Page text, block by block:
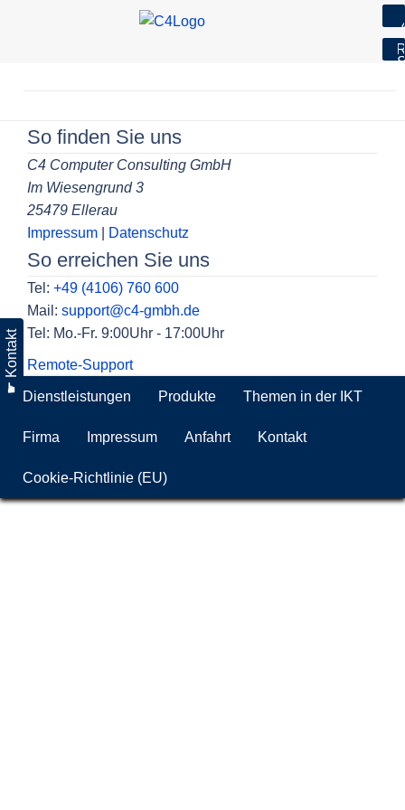
☛ Kontakt
So finden Sie uns
C4 Computer Consulting GmbH
Im Wiesengrund 3
25479 Ellerau
Impressum
Datenschutz
So erreichen Sie uns
Tel: +49 (4106) 760 600
Mail: support@c4-gmbh.de
Tel: Mo.-Fr. 9:00Uhr - 17:00Uhr
Remote-Support
Dienstleistungen Produkte Themen in der IKT
Firma Impressum Anfahrt Kontakt
Cookie-Richtlinie (EU)